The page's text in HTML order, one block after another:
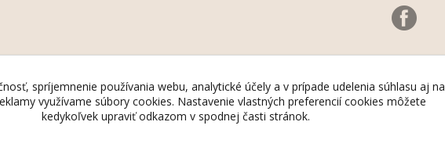
spríjemnenie používania webu, analytické účely a v prípade udelenia súhlasu aj na
využívame súbory cookies. Nastavenie vlastných preferencií cookies môžete
kedykoľvek upraviť odkazom v spodnej časti stránok.